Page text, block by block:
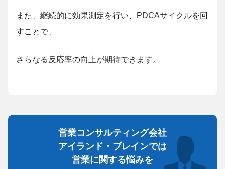
また、継続的に効果測定を行い、PDCAサイクルを回
すことで、
さらなる反応率の向上が期待できます。
営業コンサルティング会社
アイランド・ブレインでは
営業に関する悩みを